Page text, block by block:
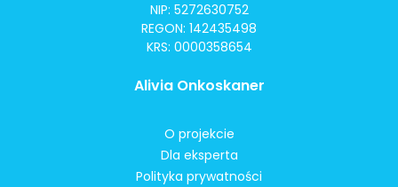
NIP: 5272630752
REGON: 142435498
KRS: 0000358654
Alivia Onkoskaner
O projekcie
Dla eksperta
Polityka prywatności